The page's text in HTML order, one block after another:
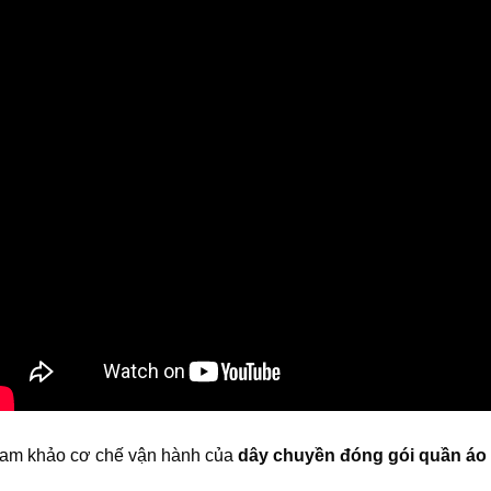
khảo cơ chế vận hành của dây chuyền đóng gói quần